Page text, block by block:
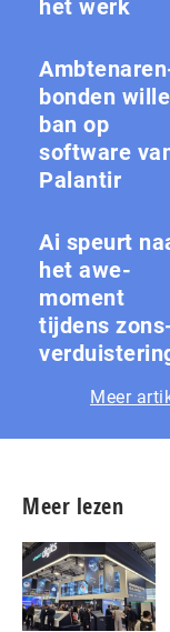
het werk
bon­den
ban op
software
Palantir
Ai speurt
het awe-
moment
tijdens
Meer
Meer lezen